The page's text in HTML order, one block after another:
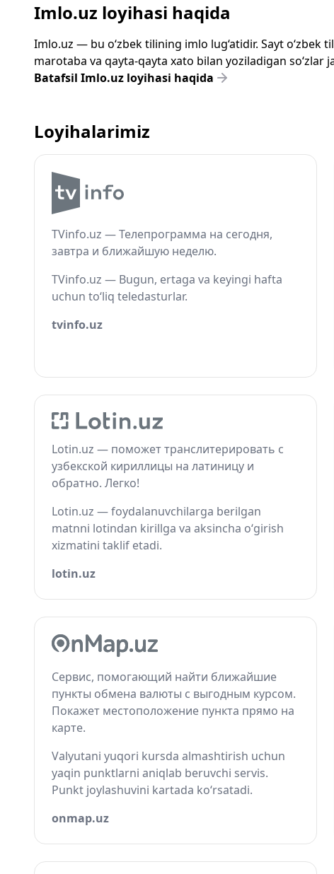
Imlo.uz loyihasi haqida
Imlo.uz — bu o‘zbek tilining imlo lug‘atidir. Sayt
marotaba va qayta-qayta xato bilan yoziladigan so‘zlar
Batafsil Imlo.uz loyihasi haqida
Loyihalarimiz
TVinfo.uz — Телепрограмма на сегодня,
завтра и ближайшую неделю.
TVinfo.uz — Bugun, ertaga va keyingi hafta
uchun to‘liq teledasturlar.
tvinfo.uz
Lotin.uz — поможет транслитерировать с
узбекской кириллицы на латиницу и
обратно. Легко!
Lotin.uz — foydalanuvchilarga berilgan
matnni lotindan kirillga va aksincha o‘girish
xizmatini taklif etadi.
lotin.uz
Сервис, помогающий найти ближайшие
пункты обмена валюты с выгодным курсом.
Покажет местоположение пункта прямо на
карте.
Valyutani yuqori kursda almashtirish uchun
yaqin punktlarni aniqlab beruvchi servis.
Punkt joylashuvini kartada ko‘rsatadi.
onmap.uz